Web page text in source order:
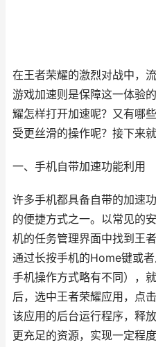
在王者荣耀的激烈对战中，
游戏加速则是保障这一体验
耀怎样打开加速呢？又有哪
受更丝滑的操作呢？接下来
一、手机自带加速功能利用
许多手机都具备自带的加速
的便捷方式之一。以常见的
机的任务管理界面中找到王
通过长按手机的Home键或
手机操作方式略有不同），
后，选中王者荣耀应用，点
该应用的后台运行程序，释
更充足的资源，实现一定程度